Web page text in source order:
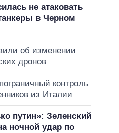
не атаковать
в Черном
об изменении
дронов
контроль
из Италии
путин»: Зеленский
ночной удар по